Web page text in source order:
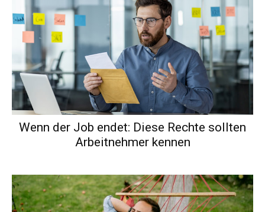
Wenn der Job endet: Diese Rechte sollten
Arbeitnehmer kennen